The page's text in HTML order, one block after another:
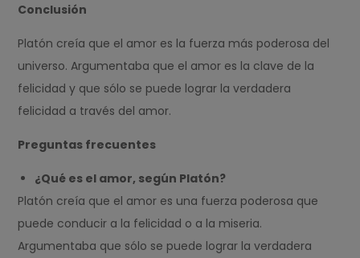
Conclusión
Platón creía que el amor es la fuerza más poderosa del
universo. Argumentaba que el amor es la clave de la
felicidad y que sólo se puede lograr la verdadera
felicidad a través del amor.
Preguntas frecuentes
¿Qué es el amor, según Platón?
Platón creía que el amor es una fuerza poderosa que
puede conducir a la felicidad o a la miseria.
Argumentaba que sólo se puede lograr la verdadera